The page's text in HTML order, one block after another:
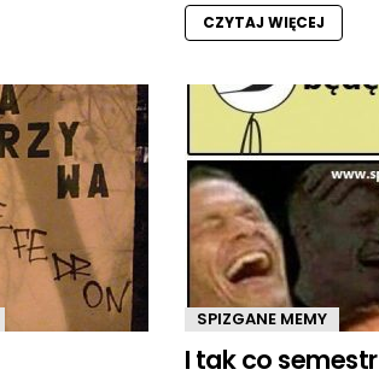
CZYTAJ WIĘCEJ
SPIZGANE MEMY
I tak co semestr